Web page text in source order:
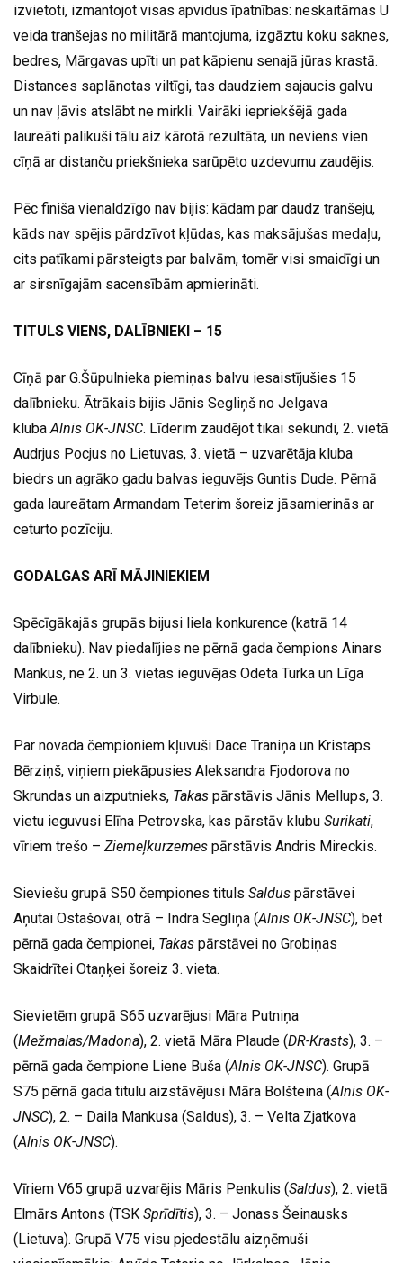
izvietoti, izmantojot visas apvidus īpatnības: neskaitāmas U
veida tranšejas no militārā mantojuma, izgāztu koku saknes,
bedres, Mārgavas upīti un pat kāpienu senajā jūras krastā.
Distances saplānotas viltīgi, tas daudziem sajaucis galvu
un nav ļāvis atslābt ne mirkli. Vairāki iepriekšējā gada
laureāti palikuši tālu aiz kārotā rezultāta, un neviens vien
cīņā ar distanču priekšnieka sarūpēto uzdevumu zaudējis.
Pēc finiša vienaldzīgo nav bijis: kādam par daudz tranšeju,
kāds nav spējis pārdzīvot kļūdas, kas maksājušas medaļu,
cits patīkami pārsteigts par balvām, tomēr visi smaidīgi un
ar sirsnīgajām sacensībām apmierināti.
TITULS VIENS, DALĪBNIEKI – 15
Cīņā par G.Šūpulnieka piemiņas balvu iesaistījušies 15
dalībnieku. Ātrākais bijis Jānis Segliņš no Jelgava
kluba Alnis OK-JNSC. Līderim zaudējot tikai sekundi, 2. vietā
Audrjus Pocjus no Lietuvas, 3. vietā – uzvarētāja kluba
biedrs un agrāko gadu balvas ieguvējs Guntis Dude. Pērnā
gada laureātam Armandam Teterim šoreiz jāsamierinās ar
ceturto pozīciju.
GODALGAS ARĪ MĀJINIEKIEM
Spēcīgākajās grupās bijusi liela konkurence (katrā 14
dalībnieku). Nav piedalījies ne pērnā gada čempions Ainars
Mankus, ne 2. un 3. vietas ieguvējas Odeta Turka un Līga
Virbule.
Par novada čempioniem kļuvuši Dace Traniņa un Kristaps
Bērziņš, viņiem piekāpusies Aleksandra Fjodorova no
Skrundas un aizputnieks, Takas pārstāvis Jānis Mellups, 3.
vietu ieguvusi Elīna Petrovska, kas pārstāv klubu Surikati,
vīriem trešo – Ziemeļkurzemes pārstāvis Andris Mireckis.
Sieviešu grupā S50 čempiones tituls Saldus pārstāvei
Aņutai Ostašovai, otrā – Indra Segliņa (Alnis OK-JNSC), bet
pērnā gada čempionei, Takas pārstāvei no Grobiņas
Skaidrītei Otaņķei šoreiz 3. vieta.
Sievietēm grupā S65 uzvarējusi Māra Putniņa
(Mežmalas/Madona), 2. vietā Māra Plaude (DR-Krasts), 3. –
pērnā gada čempione Liene Buša (Alnis OK-JNSC). Grupā
S75 pērnā gada titulu aizstāvējusi Māra Bolšteina (Alnis OK-
JNSC), 2. – Daila Mankusa (Saldus), 3. – Velta Zjatkova
(Alnis OK-JNSC).
Vīriem V65 grupā uzvarējis Māris Penkulis (Saldus), 2. vietā
Elmārs Antons (TSK Sprīdītis), 3. – Jonass Šeinausks
(Lietuva). Grupā V75 visu pjedestālu aizņēmuši